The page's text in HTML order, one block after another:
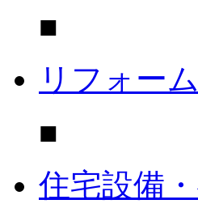
■
リフォー
■
住宅設備